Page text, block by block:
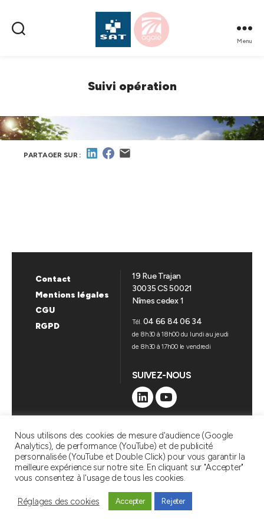
Menu
Suivi opération
PARTAGER SUR :
Contact
Mentions légales
CGU
RGPD
19 Rue Trajan
30035 CS 50021
Nîmes cedex 1
Tél.04 66 84 06 34
de 8h30 à 18h00 du lundi au jeudi
de 8h30 à 17h00 le vendredi
SUIVEZ-NOUS
LinkedinYouTube
© 2026SAT AMÉNAGEMENT Haut
Nous utilisons des cookies de mesure d'audience (Google
Analytics), de performance (YouTube) et de publicité
personnalisée (YouTube et Double Click) pour vous garantir la
meilleure expérience sur notre site. En cliquant sur "Accepter"
vous consentez à l'usage de tous les cookies.
Réglages des cookies Accepter Rejeter